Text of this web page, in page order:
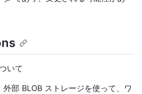
いて
部 BLOB ストレージを使って、ワ